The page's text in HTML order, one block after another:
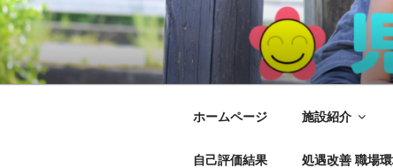
コ
ン
テ
ン
児童ディ え
児童発達支援、放課後児童デ
ホームページ 施設紹介
自己評価結果 処遇改善 職場